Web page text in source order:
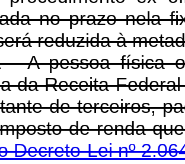
no prazo nela
reduzida à
- A pessoa física
da Receita
de terceiros,
imposto de
Decreto-Lei nº